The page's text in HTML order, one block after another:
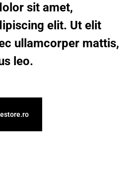
sit amet,
elit. Ut elit
ullamcorper mattis,
leo.